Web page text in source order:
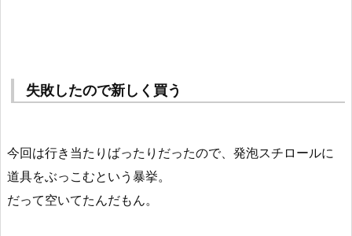
失敗したので新しく買う
今回は行き当たりばったりだったので、発泡スチロールに
道具をぶっこむという暴挙。
だって空いてたんだもん。